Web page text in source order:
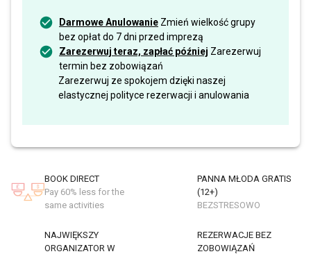
Darmowe Anulowanie Zmień wielkość grupy
bez opłat do 7 dni przed imprezą
Zarezerwuj teraz, zapłać później Zarezerwuj
termin bez zobowiązań
Zarezerwuj ze spokojem dzięki naszej
elastycznej polityce rezerwacji i anulowania
BOOK DIRECT
Pay 60% less for the
same activities
PANNA MŁODA GRATIS
(12+)
BEZSTRESOWO
NAJWIĘKSZY
ORGANIZATOR W
REZERWACJE BEZ
ZOBOWIĄZAŃ